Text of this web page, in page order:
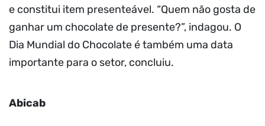
e constitui item presenteável. “Quem não gosta de
ganhar um chocolate de presente?”, indagou. O
Dia Mundial do Chocolate é também uma data
importante para o setor, concluiu.
Abicab